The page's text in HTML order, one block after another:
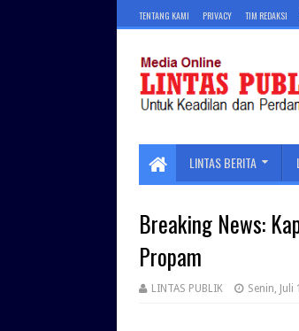
TENTANG KAMI PRIVACY TIM REDAKSI
LINTAS BERITA
Breaking News:
Propam
LINTAS PUBLIK Senin, Juli